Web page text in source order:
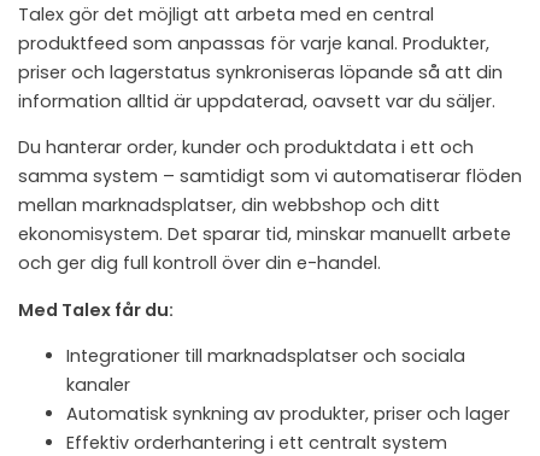
Talex gör det möjligt att arbeta med en central
produktfeed som anpassas för varje kanal. Produkter,
priser och lagerstatus synkroniseras löpande så att din
information alltid är uppdaterad, oavsett var du säljer.
Du hanterar order, kunder och produktdata i ett och
samma system – samtidigt som vi automatiserar flöden
mellan marknadsplatser, din webbshop och ditt
ekonomisystem. Det sparar tid, minskar manuellt arbete
och ger dig full kontroll över din e-handel.
Med Talex får du:
Integrationer till marknadsplatser och sociala
kanaler
Automatisk synkning av produkter, priser och lager
Effektiv orderhantering i ett centralt system